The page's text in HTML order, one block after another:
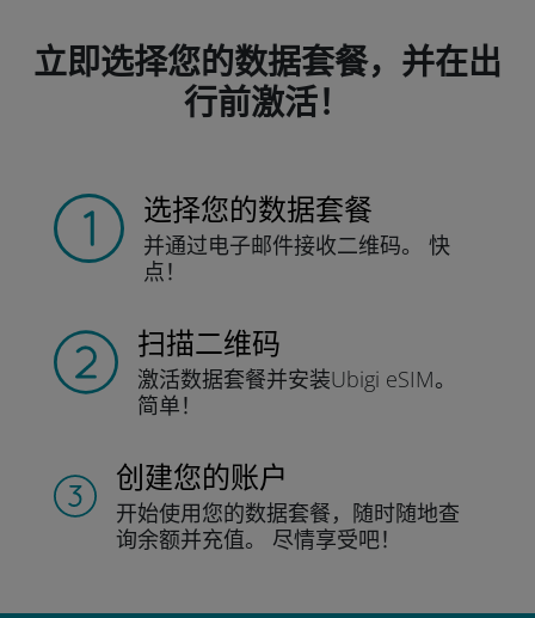
立即选择您的数据套餐，并在出
行前激活！
选择您的数据套餐
并通过电子邮件接收二维码。
快
点！
扫描二维码
激活数据套餐并安装Ubigi eSIM。
简单！
创建您的账户
开始使用您的数据套餐，随时随地查
询余额并充值。 尽情享受吧！